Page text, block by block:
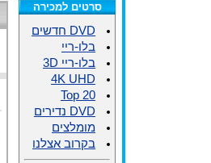
סרטים למכירה
DVD חדשים
בלו-ריי
בלו-ריי 3D
4K UHD
Top 20
DVD נדירים
מומלצים
בקרוב אצלנו